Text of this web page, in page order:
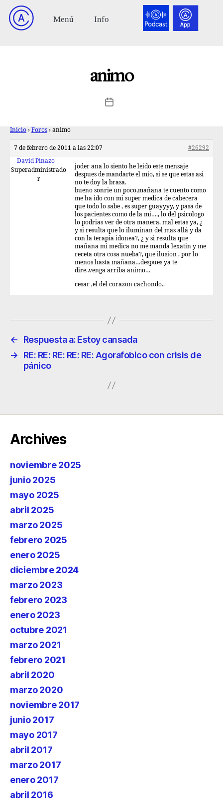
animo
Inicio › Foros › animo
7 de febrero de 2011 a las 22:07
#26292
David Pinazo
Superadministrado
r
joder ana lo siento he leido este mensaje
despues de mandarte el mio, si se que estas asi
no te doy la brasa.
bueno sonrie un poco,mañana te cuento como
me ha ido con mi super medica de cabecera
que todo lo sabe , es super guayyyy, y pasa de
los pacientes como de la mi…., lo del psicologo
lo podrias ver de otra manera, mal estas ya, ¿
y si resulta que lo iluminan del mas allá y da
con la terapia idonea?, ¿ y si resulta que
mañana mi medica no me manda lexatin y me
receta otra cosa nueba?, que ilusion , por lo
menos hasta mañana…despues ya te
dire..venga arriba animo…
cesar ,el del corazon cachondo..
←
Respuesta a: Estoy cansada
→
RE: RE: RE: RE: RE: Agorafobico con crisis de
pánico
Archives
noviembre 2025
junio 2025
mayo 2025
abril 2025
marzo 2025
febrero 2025
enero 2025
diciembre 2024
marzo 2023
febrero 2023
enero 2023
octubre 2021
marzo 2021
febrero 2021
abril 2020
marzo 2020
noviembre 2017
junio 2017
mayo 2017
abril 2017
marzo 2017
enero 2017
abril 2016